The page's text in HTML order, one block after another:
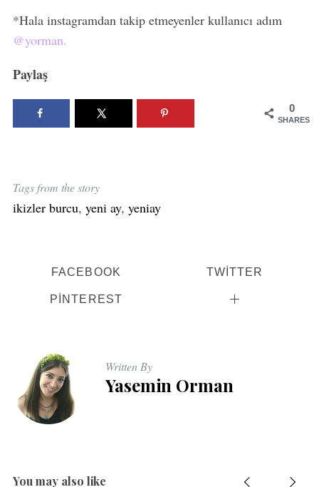
*Hala instagramdan takip etmeyenler kullanıcı adım
@yorman.
Paylaş
0
SHARES
Tags from the story
ikizler burcu, yeni ay, yeniay
FACEBOOK TWITTER
PINTEREST
Written By
Yasemin Orman
You may also like